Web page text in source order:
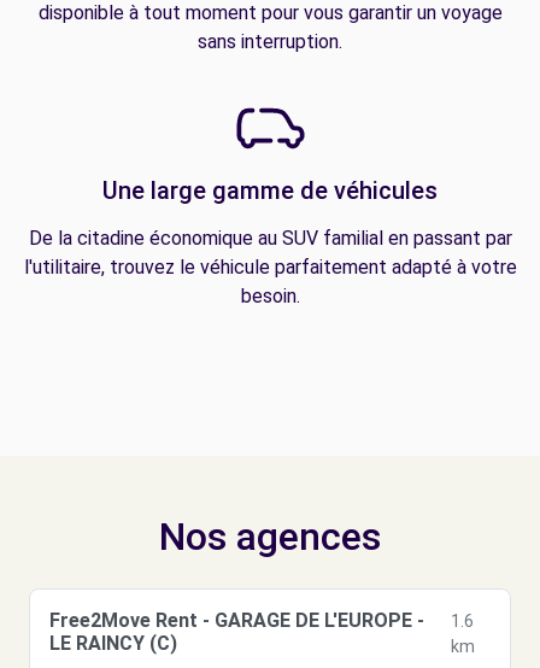
disponible à tout moment pour vous garantir un voyage
sans interruption.
Une large gamme de véhicules
De la citadine économique au SUV familial en passant par
l'utilitaire, trouvez le véhicule parfaitement adapté à votre
besoin.
Nos agences
Free2Move Rent - GARAGE DE L'EUROPE -
LE RAINCY (C)
1.6
km